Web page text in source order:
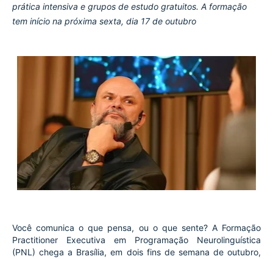
prática intensiva e grupos de estudo gratuitos. A formação
tem início na próxima sexta, dia 17 de outubro
Você comunica o que pensa, ou o que sente? A Formação
Practitioner Executiva em Programação Neurolinguística
(PNL) chega a Brasília, em dois fins de semana de outubro,